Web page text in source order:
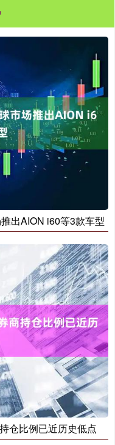
出AION i60等3款车型
仓比例已近历史低点